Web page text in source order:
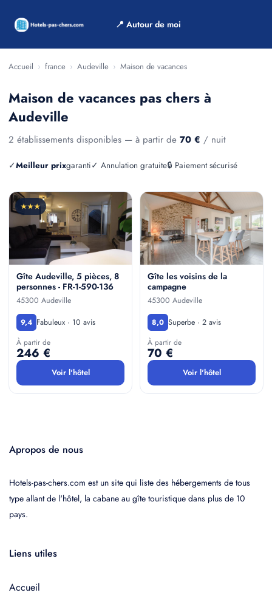
📍 Autour de moi
Accueil › france › Audeville › Maison de vacances
Maison de vacances pas chers à
Audeville
2 établissements disponibles — à partir de 70 € / nuit
✓Meilleur prixgaranti✓ Annulation gratuite🔒 Paiement sécurisé
★★★
Gîte Audeville, 5 pièces, 8
personnes - FR-1-590-136
45300 Audeville
9,4 Fabuleux · 10 avis
À partir de
246 €
Voir l'hôtel
Gîte les voisins de la
campagne
45300 Audeville
8,0 Superbe · 2 avis
À partir de
70 €
Voir l'hôtel
Apropos de nous
Hotels-pas-chers.com est un site qui liste des hébergements de tous
type allant de l'hôtel, la cabane au gîte touristique dans plus de 10
pays.
Liens utiles
Accueil